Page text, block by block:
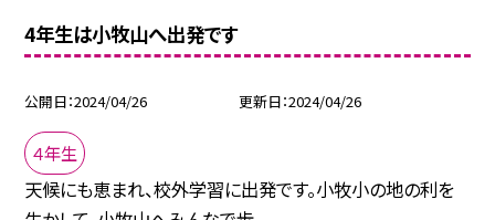
4年生は小牧山へ出発です
公開日 2024/04/26 更新日 2024/04/26
４年生
天候にも恵まれ、校外学習に出発です。小牧小の地の利を